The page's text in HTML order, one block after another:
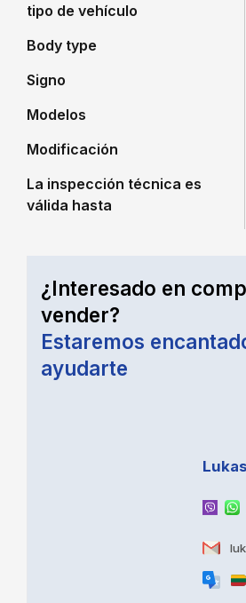
tipo de vehículo
Body type
Signo
Modelos
Modificación
La inspección técnica es
válida hasta
¿Interesado en
vender?
Estaremos
ayudarte